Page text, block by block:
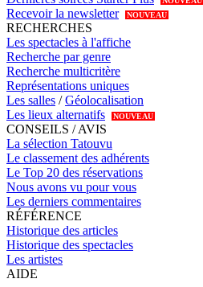
Recevoir la newsletter NOUVEAU
RECHERCHES
Les spectacles à l'affiche
Recherche par genre
Recherche multicritère
Représentations uniques
Les salles /Géolocalisation
Les lieux alternatifs
NOUVEAU
CONSEILS / AVIS
La sélection Tatouvu
Le classement des adhérents
Le Top 20 des réservations
Nous avons vu pour vous
Les derniers commentaires
RÉFÉRENCE
Historique des articles
Historique des spectacles
Les artistes
AIDE